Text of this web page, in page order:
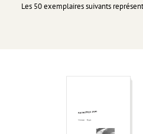
Les 50 exemplaires suivants